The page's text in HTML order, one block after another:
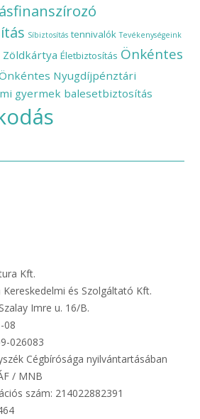
Síbiztosítás tennivalók Tevékenységeink
Zöldkártya Életbiztosítás Önkéntes
Nyugdíjpénztári
gyermek balesetbiztosítás
Kft.
Kereskedelmi és Szolgáltató Kft.
Imre u. 16/B.
08
026083
Cégbírósága nyilvántartásában
/ MNB
szám: 214022882391